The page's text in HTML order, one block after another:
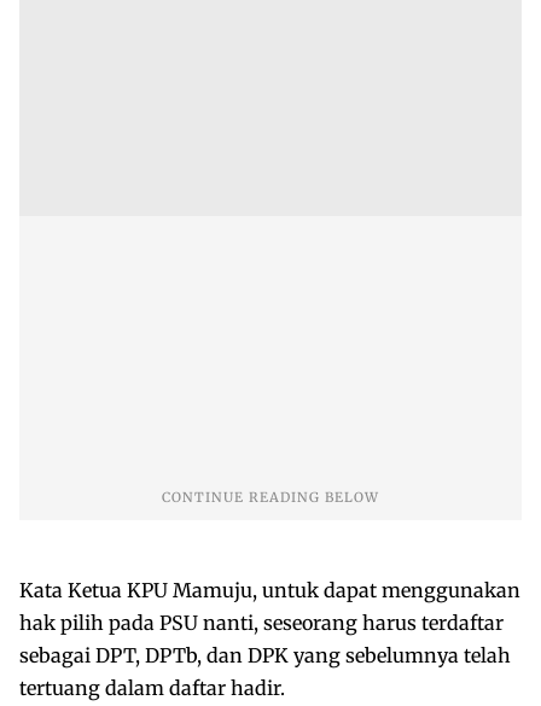
Kata Ketua KPU Mamuju, untuk dapat menggunakan
hak pilih pada PSU nanti, seseorang harus terdaftar
sebagai DPT, DPTb, dan DPK yang sebelumnya telah
tertuang dalam daftar hadir.